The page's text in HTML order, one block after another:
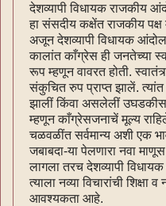
देशव्यापी विधायक राजकीय
हा संसदीय कक्षेंत राजकीय पक्ष
अजून देशव्यापी विधायक
कालांत काँग्रेस ही जनतेच्या
रूप म्हणून वावरत होती.
संकुचित रुप प्राप्त झालें. त्यांत
झालीं किंवा असलेलीं उघडकीस
म्हणून काँग्रेसजनाचें मूल्य
चळवळींत सर्वमान्य अशी एक
जबाबदा-या पेलणारा नवा
लागला तरच देशव्यापी
त्याला नव्या विचारांची शिक्षा
आवश्यकता आहे.